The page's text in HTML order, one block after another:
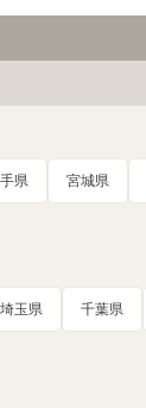
県 宮城県
埼玉県 千葉県